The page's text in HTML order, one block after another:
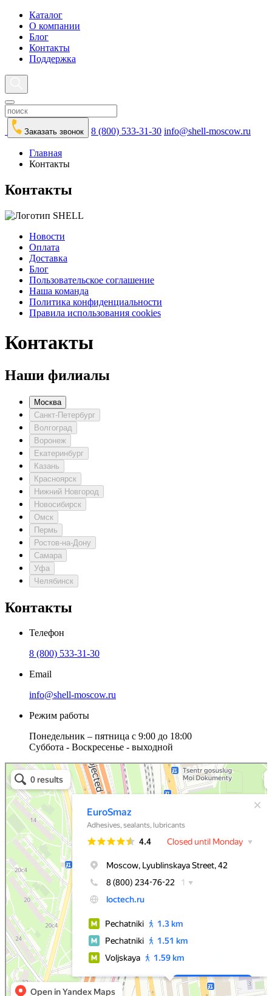
Каталог
О компании
Блог
Контакты
Поддержка
Заказать звонок 8 (800) 533-31-30 info@shell-moscow.ru
Главная
Контакты
Контакты
Новости
Оплата
Доставка
Блог
Пользовательское соглашение
Наша команда
Политика конфиденциальности
Правила использования cookies
Контакты
Наши филиалы
Москва
Санкт-Петербург
Волгоград
Воронеж
Екатеринбург
Казань
Красноярск
Нижний Новгород
Новосибирск
Омск
Пермь
Ростов-на-Дону
Самара
Уфа
Челябинск
Контакты
Телефон
8 (800) 533-31-30
Email
info@shell-moscow.ru
Режим работы
Понедельник – пятница с 9:00 до 18:00
Суббота - Воскресенье - выходной
ЕвроСмаз
Клеящие вещества и материалы в Москве
Герметики в Москве